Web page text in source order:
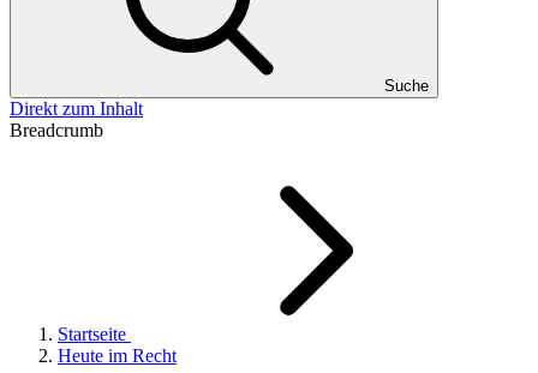
Suche
Direkt zum Inhalt
Breadcrumb
Startseite
Heute im Recht